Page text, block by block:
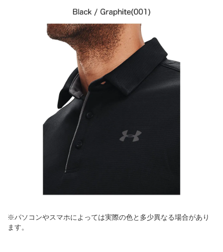
※パソコンやスマホによっては実際の色と多少異なる場合があり
ます。